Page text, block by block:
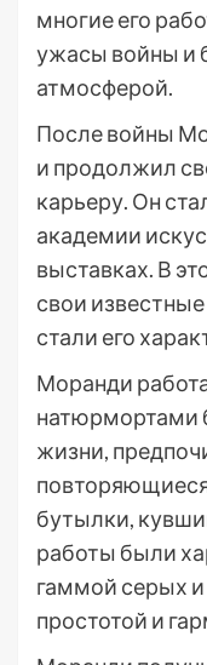
многие его
ужасы войны и
атмосферой.
После войны
и продолжил
карьеру. Он
академии
выставках. В
свои
стали его
Моранди
натюрмортами
жизни,
бутылки,
работы были
гаммой серых
простотой и